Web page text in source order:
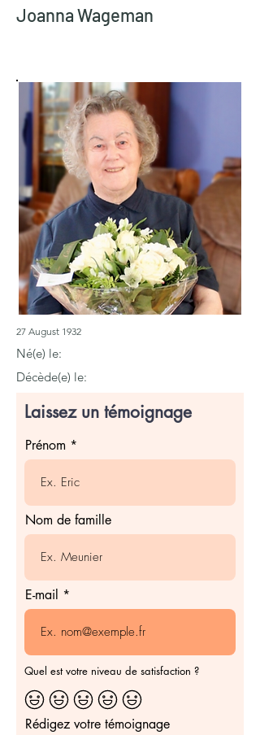
Joanna Wageman
27 August 1932
Né(e) le:
Décède(e) le:
Laissez un témoignage
Prénom
Nom de famille
E-mail
Quel est votre niveau de satisfaction ?
Rédigez votre témoignage